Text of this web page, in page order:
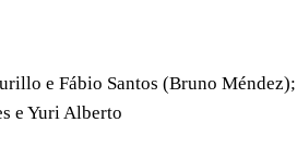
e Fábio Santos (Bruno
e Yuri Alberto